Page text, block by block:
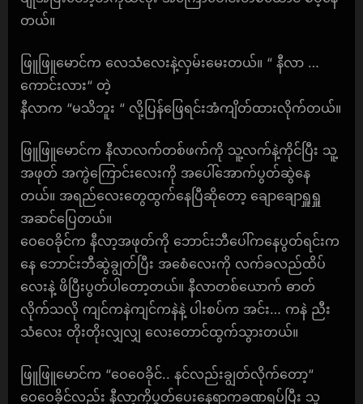
တယ်။
ဖြူဖြူမောင်က လေသံလေးနဲ့လှမ်းမေးတယ်။ “ နီလာ …
ကောင်းလား“ တဲ့
နီလာက “မသိဘူး “ လို့ပြန်ဖြေရင်းအံကျိတ်ထားလိုက်တယ်။
ဖြူဖြူမောင်က နီလာလက်တစ်ဖက်ကို သူ့လက်နဲ့ကိုင်ပြီး သူ့
အဖုတ် အကွဲကြောင်းလေးကို အပေါ်အောက်ပွတ်ဆွဲနေ
တယ်။ အရည်လေးတွေထွက်နေပြီဆိုတော့ ချောချောရှူရှူ
အဆင်ပြေတယ်။
ဝေဝေခိုင်က နီလာ့အဖုတ်ကို ဘောင်းဘီပေါ်ကနေပွတ်ရင်းက
နေ ဘောင်းဘီဆွဲချွတ်ပြီး အစေံလေးကို လက်ခလည်ထိပ်
လေးနဲ့ ဖိပြီးပွတ်ပါတော့တယ်။ နီလာတစ်ယောက် ဓာတ်
လိုက်သလို ကျင်ကနဲကျင်ကနဲနဲ့ ပါးစပ်က အင်း… ကနဲ ညီး
သံလေး တိုးတိုးလျှလျှ လေးတောင်ထွက်သွားတယ်။
ဖြူဖြူမောင်က “ဝေဝေခိုင်.. နင်လည်းချွတ်လိုက်တော့“
ဝေဝေခိုင်လည်း နီလာ့ကိုပွတ်ပေးနေရာကခဏရပ်ပြီး သူ